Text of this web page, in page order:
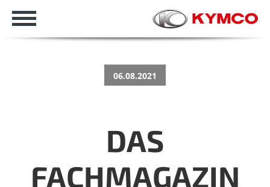
06.08.2021
DAS
FACHMAGAZIN